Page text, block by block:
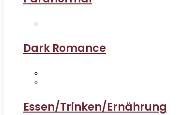
Dark Romance
Essen/Trinken/Ernährung